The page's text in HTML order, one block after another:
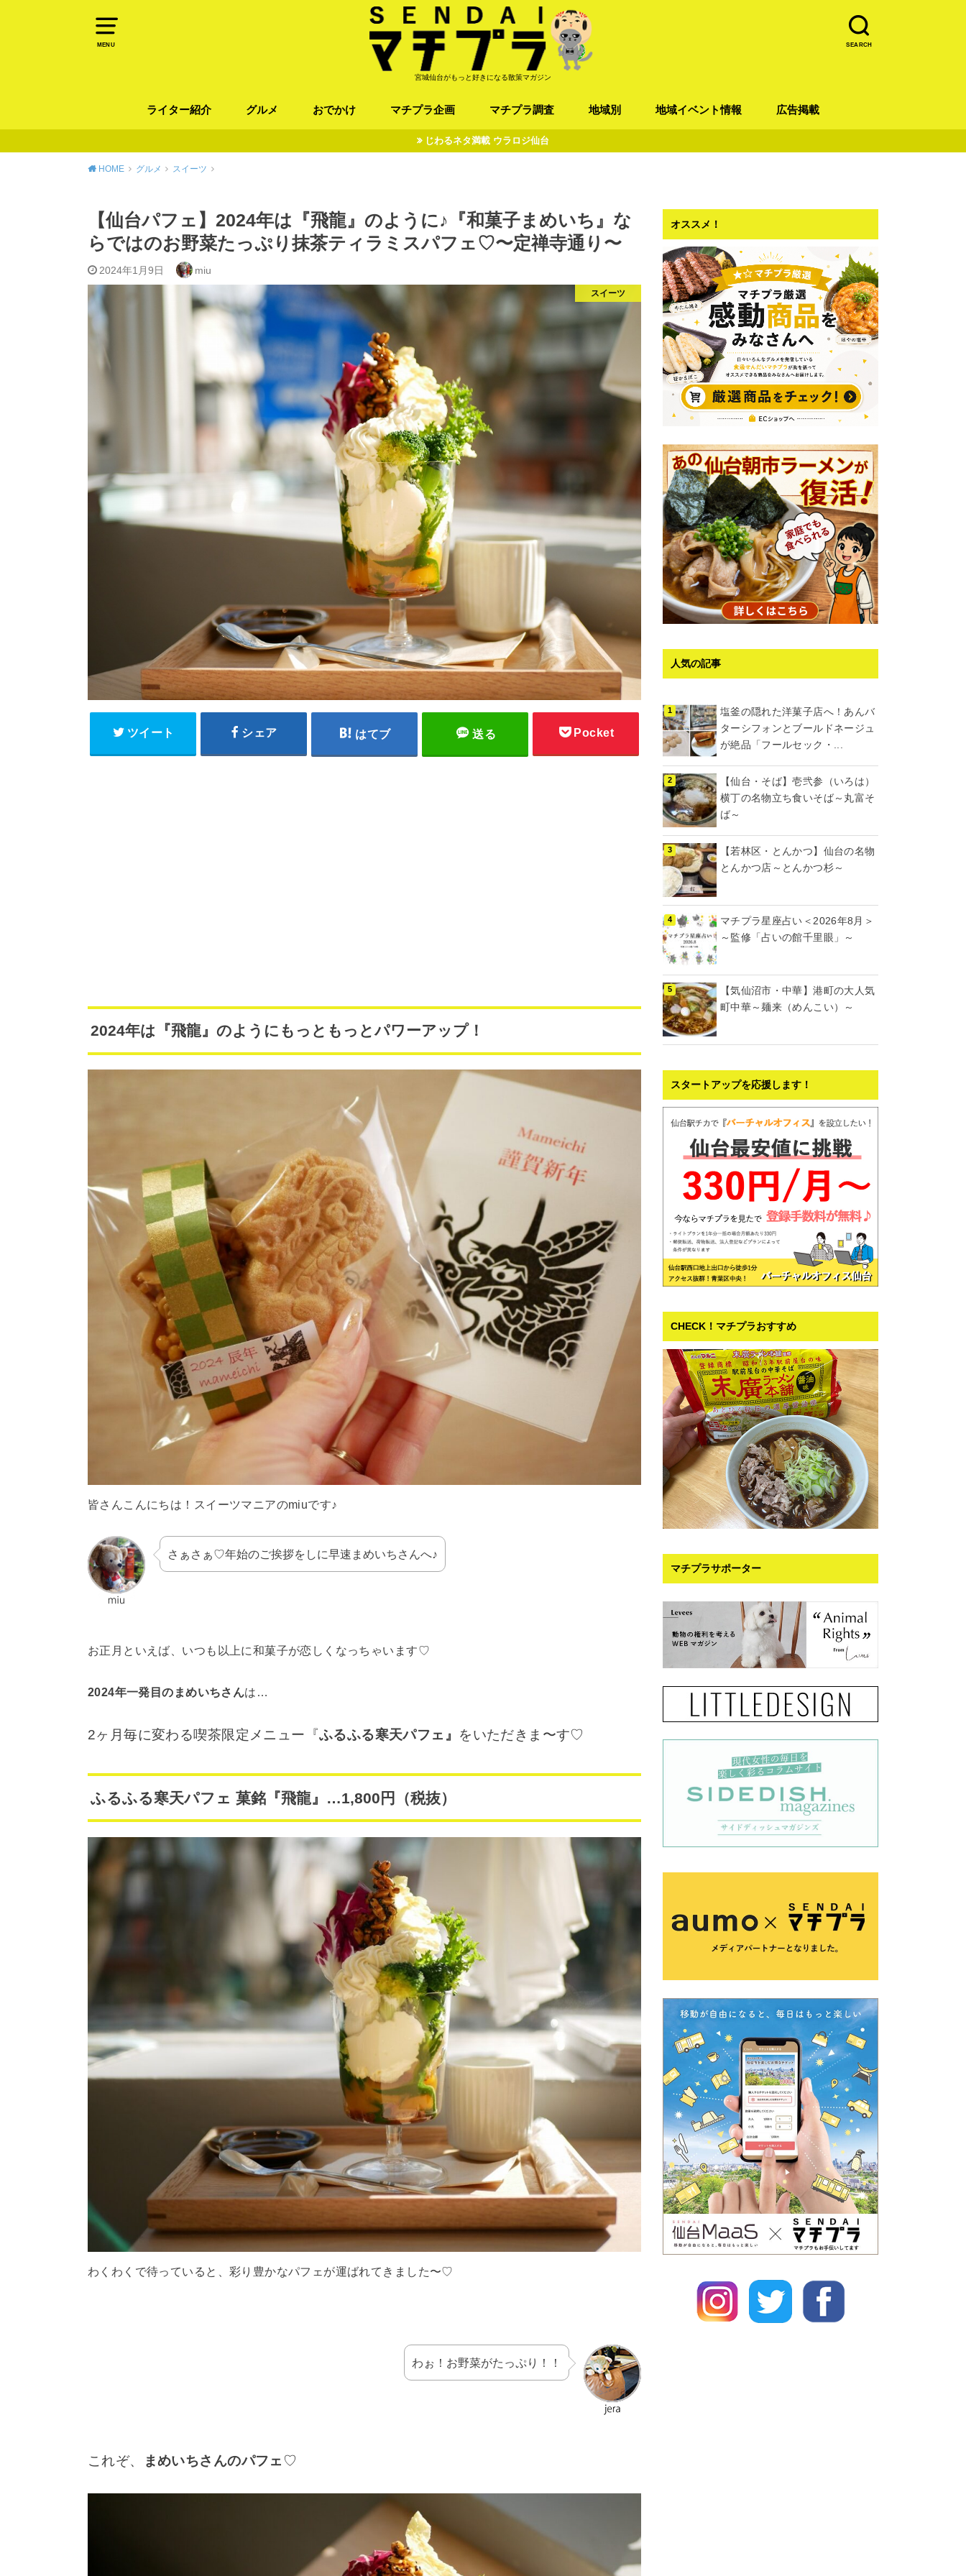
MENU SEARCH
宮城仙台がもっと好きになる散策マガジン
ライター紹介 グルメ おでかけ マチプラ企画
オトアルキ
マチプラ企業訪問
ファッション
ブラミヤギ
マチプラ漫画
マチプラ小説
マチプラ調査
歴史
地域別 地域イベント情報 広告掲載
じわるネタ満載 ウラロジ仙台
HOME グルメ スイーツ
【仙台パフェ】2024年は『飛龍』のように♪『和菓子まめいち』な
らではのお野菜たっぷり抹茶ティラミスパフェ♡〜定禅寺通り〜
2024年1月9日 miu
スイーツ
ツイート シェア はてブ 送る Pocket
2024年は『飛龍』のようにもっともっとパワーアップ！
皆さんこんにちは！スイーツマニアのmiuです♪
さぁさぁ♡年始のご挨拶をしに早速まめいちさんへ♪
お正月といえば、いつも以上に和菓子が恋しくなっちゃいます♡
2024年一発目のまめいちさんは…
2ヶ月毎に変わる喫茶限定メニュー『ふるふる寒天パフェ』 をいただきま〜す♡
ふるふる寒天パフェ 菓銘『飛龍』…1,800円（税抜）
わくわくで待っていると、彩り豊かなパフェが運ばれてきました〜♡
わぉ！お野菜がたっぷり！！
これぞ、 まめいちさんのパフェ ♡
オススメ！
人気の記事
塩釜の隠れた洋菓子店へ！あんバ
ターシフォンとブールドネージュ
が絶品「フールセック・...
【仙台・そば】壱弐参（いろは）
横丁の名物立ち食いそば～丸富そ
ば～
【若林区・とんかつ】仙台の名物
とんかつ店～とんかつ杉～
マチプラ星座占い＜2026年8月＞
～監修「占いの館千里眼」～
【気仙沼市・中華】港町の大人気
町中華～麺来（めんこい）～
スタートアップを応援します！
CHECK！マチプラおすすめ
マチプラサポーター